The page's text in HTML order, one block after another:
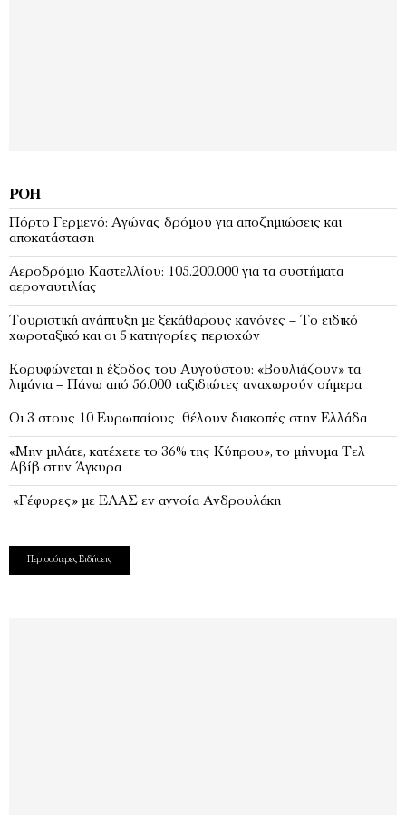
ΡΟΉ
Πόρτο Γερμενό: Αγώνας δρόμου για αποζημιώσεις και
αποκατάσταση
Αεροδρόμιο Καστελλίου: 105.200.000 για τα συστήματα
αεροναυτιλίας
Τουριστική ανάπτυξη με ξεκάθαρους κανόνες – Το ειδικό
χωροταξικό και οι 5 κατηγορίες περιοχών
Κορυφώνεται η έξοδος του Αυγούστου: «Βουλιάζουν» τα
λιμάνια – Πάνω από 56.000 ταξιδιώτες αναχωρούν σήμερα
Οι 3 στους 10 Ευρωπαίους θέλουν διακοπές στην Ελλάδα
«Μην μιλάτε, κατέχετε το 36% της Κύπρου», το μήνυμα Τελ
Αβίβ στην Άγκυρα
«Γέφυρες» με ΕΛΑΣ εν αγνοία Ανδρουλάκη
Περισσότερες Ειδήσεις